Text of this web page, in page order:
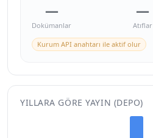
—
Dokümanlar
—
Atıflar
Kurum API anahtarı ile aktif olur
YILLARA GÖRE YAYIN (DEPO)